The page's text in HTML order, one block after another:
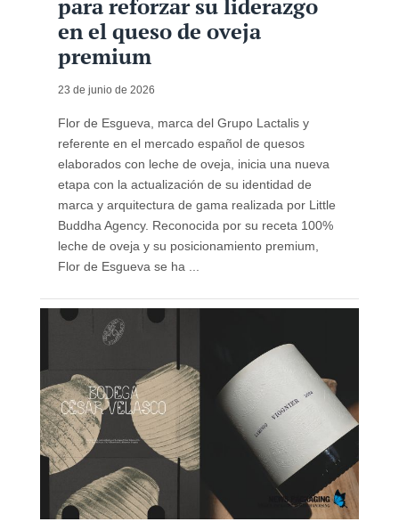
para reforzar su liderazgo
en el queso de oveja
premium
23 de junio de 2026
Flor de Esgueva, marca del Grupo Lactalis y
referente en el mercado español de quesos
elaborados con leche de oveja, inicia una nueva
etapa con la actualización de su identidad de
marca y arquitectura de gama realizada por Little
Buddha Agency. Reconocida por su receta 100%
leche de oveja y su posicionamiento premium,
Flor de Esgueva se ha ...